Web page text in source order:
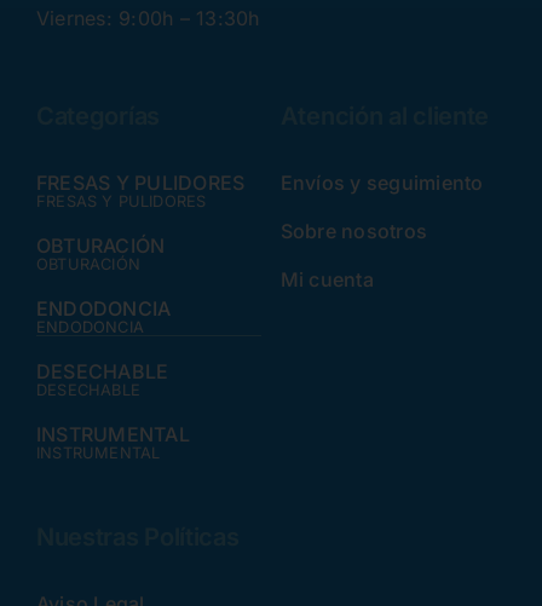
Viernes: 9:00h – 13:30h
FRESAS Y PULIDORES
FRESAS Y PULIDORES
OBTURACIÓN
OBTURACIÓN
ENDODONCIA
ENDODONCIA
DESECHABLE
DESECHABLE
INSTRUMENTAL
INSTRUMENTAL
Envíos y seguimiento
Sobre nosotros
Mi cuenta